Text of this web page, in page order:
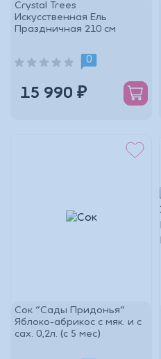
Crystal Trees
Искусственная Ель
Праздничная 210 см
0
15 990 ₽
Сок "Сады Придонья"
Яблоко-абрикос с мяк. и с
сах. 0,2л. (с 5 мес)